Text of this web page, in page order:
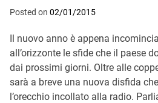
Posted on 02/01/2015
Il nuovo anno è appena
all’orizzonte le sfide che il paese
dai prossimi giorni. Oltre alle
sarà a breve una nuova disfida
l’orecchio incollato alla radio.